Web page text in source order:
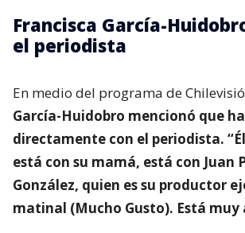
Francisca García-
el periodista
En medio del programa de
García-Huidobro mencionó que
directamente con el periodista.
está con su mamá, está con Juan
González, quien es su productor
matinal (Mucho Gusto). Está